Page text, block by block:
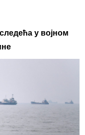
у војном